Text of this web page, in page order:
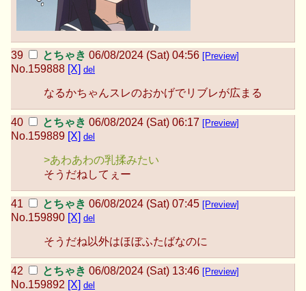
とちゃき 06/08/2024 (Sat) 04:56 [Preview]
No.159888 [X] del
なるかちゃんスレのおかげでリブレが広まる
とちゃき 06/08/2024 (Sat) 06:17 [Preview]
No.159889 [X] del
>あわあわの乳揉みたい
そうだねしてぇー
とちゃき 06/08/2024 (Sat) 07:45 [Preview]
No.159890 [X] del
そうだね以外はほぼふたばなのに
とちゃき 06/08/2024 (Sat) 13:46 [Preview]
No.159892 [X] del